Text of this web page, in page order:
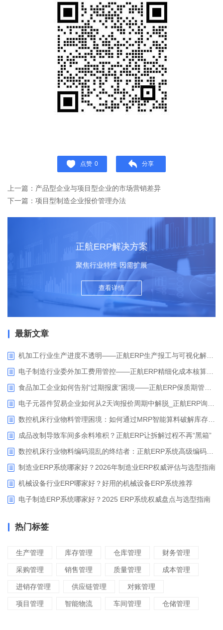
点赞 0 分享
上一篇：产品型企业与项目型企业的市场营销差异
下一篇：项目型制造企业报价管理办法
正航ERP解决方案
聚焦行业特性 因需扩展
查看详情
最新文章
成品改制导致车间多余料堆积？正航ERP让拆解过程不再“黑箱”
制造业ERP系统哪家好？2026年制造业ERP权威评估与选型指南
机械设备行业ERP哪家好？好用的机械设备ERP系统推荐
电子制造ERP系统哪家好？2025 ERP系统权威盘点与选型指南
热门标签
生产管理 库存管理 仓库管理 财务管理
采购管理 销售管理 质量管理 成本管理
进销存管理 供应链管理 对账管理
项目管理 智能物流 车间管理 仓储管理